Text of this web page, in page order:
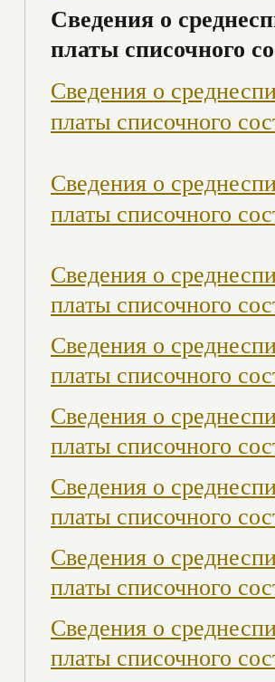
Сведения о
платы списочного
Сведения о
платы списочного
Сведения о
платы списочного
Сведения о
платы списочного
Сведения о
платы списочного
Сведения о
платы списочного
Сведения о
платы списочного
Сведения о
платы списочного
Сведения о
платы списочного